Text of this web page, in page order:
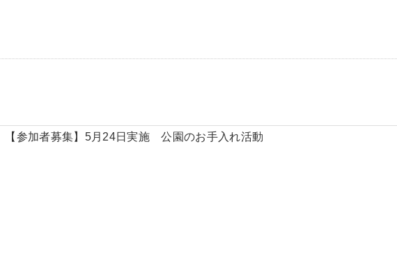
【参加者募集】5月24日実施 公園のお手入れ活動